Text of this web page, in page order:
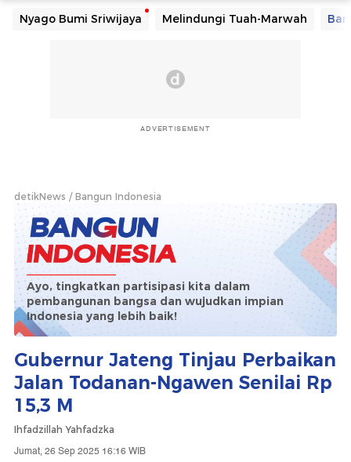
Nyago Bumi Sriwijaya Melindungi Tuah-Marwah
ADVERTISEMENT
detikNews Bangun Indonesia
Ayo, tingkatkan partisipasi kita dalam
pembangunan bangsa dan wujudkan impian
Indonesia yang lebih baik!
Gubernur Jateng Tinjau Perbaikan
Jalan Todanan-Ngawen Senilai Rp
15,3 M
Ihfadzillah Yahfadzka
Jumat, 26 Sep 2025 16:16 WIB